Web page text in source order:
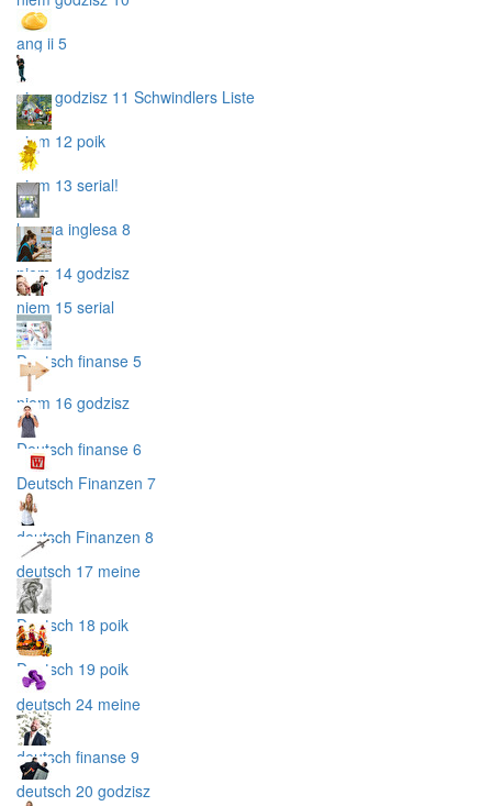
ang ii 5
niem godzisz 11 Schwindlers Liste
niem 12 poik
niem 13 serial!
lengua inglesa 8
niem 14 godzisz
niem 15 serial
Deutsch finanse 5
niem 16 godzisz
Deutsch finanse 6
Deutsch Finanzen 7
deutsch Finanzen 8
deutsch 17 meine
Deutsch 18 poik
Deutsch 19 poik
deutsch 24 meine
deutsch finanse 9
deutsch 20 godzisz